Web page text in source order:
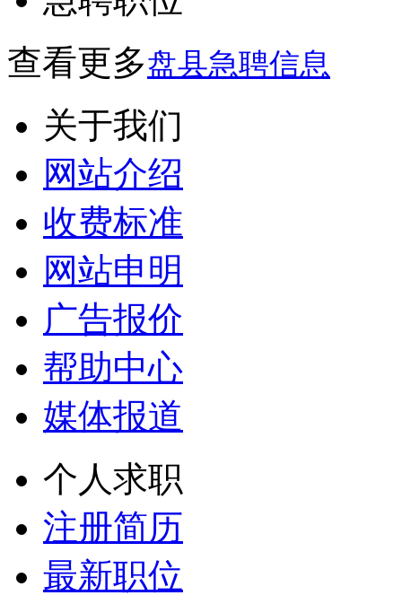
查看更多盘县急聘信息
关于我们
网站介绍
收费标准
网站申明
广告报价
帮助中心
媒体报道
个人求职
注册简历
最新职位